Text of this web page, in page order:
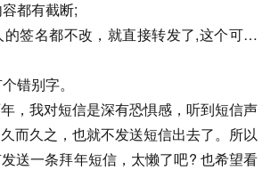
都有截断;
的签名都不改，就直接转发了,这个可…
错别字。
，我对短信是深有恐惧感，听到短信声
而久之，也就不发送短信出去了。所以
送一条拜年短信，太懒了吧? 也希望看